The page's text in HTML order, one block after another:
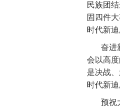
理论学习
迪庆首届
禁毒宣传
三县一区
民族团
固四件
时代新迪
奋进
会以高
是决战
时代新迪
预祝